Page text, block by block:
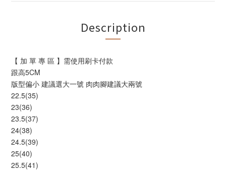
Description
【 加 單 專 區 】需使用刷卡付款
跟高5CM
版型偏小 建議選大一號 肉肉腳建議大兩號
22.5(35)
23(36)
23.5(37)
24(38)
24.5(39)
25(40)
25.5(41)